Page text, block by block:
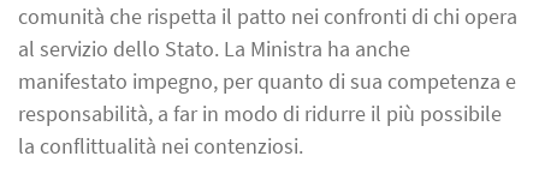
comunità che rispetta il patto nei confronti di chi opera
al servizio dello Stato. La Ministra ha anche
manifestato impegno, per quanto di sua competenza e
responsabilità, a far in modo di ridurre il più possibile
la conflittualità nei contenziosi.